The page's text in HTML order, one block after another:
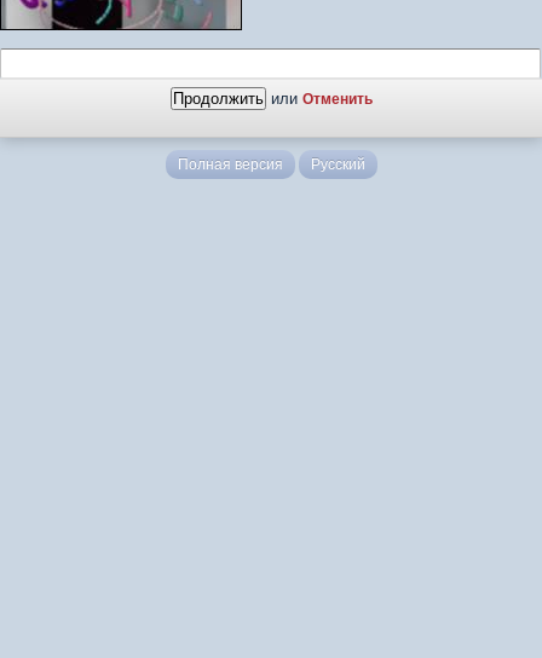
или Отменить
Полная версия Русский